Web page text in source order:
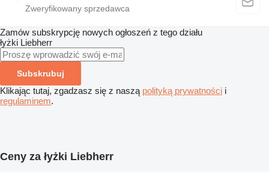
Zamów subskrypcję nowych ogłoszeń z tego działu
łyżki Liebherr
Subskrubuj
Klikając tutaj, zgadzasz się z naszą polityką prywatności i
regulaminem.
Ceny za łyżki Liebherr